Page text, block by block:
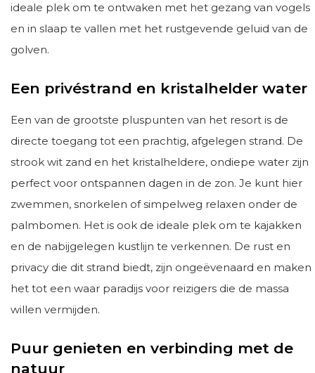
ideale plek om te ontwaken met het gezang van vogels
en in slaap te vallen met het rustgevende geluid van de
golven.
Een privéstrand en kristalhelder water
Een van de grootste pluspunten van het resort is de
directe toegang tot een prachtig, afgelegen strand. De
strook wit zand en het kristalheldere, ondiepe water zijn
perfect voor ontspannen dagen in de zon. Je kunt hier
zwemmen, snorkelen of simpelweg relaxen onder de
palmbomen. Het is ook de ideale plek om te kajakken
en de nabijgelegen kustlijn te verkennen. De rust en
privacy die dit strand biedt, zijn ongeëvenaard en maken
het tot een waar paradijs voor reizigers die de massa
willen vermijden.
Puur genieten en verbinding met de
natuur